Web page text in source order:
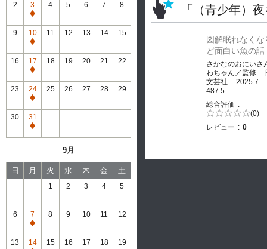
2
3
通
常
休
館
4 5 6 7 8
9
10
通
常
休
館
11 12 13 14 15
16
17
通
常
休
館
18 19 20 21 22
23
24
通
常
休
館
25 26 27 28 29
30
31
通
館
9月
日 月 火 水 木 金 土
1 2 3 4 5
6
7
通
常
8 9 10 11 12
13
14
15 16 17 18 19
「（青少年）
図解眠れなくな
ど面白い魚の話
さかなのおにいさ
わちゃん／監修 --
文芸社 -- 2025.7 --
487.5
総合評価
5段階評価の (0)
レビュー
0